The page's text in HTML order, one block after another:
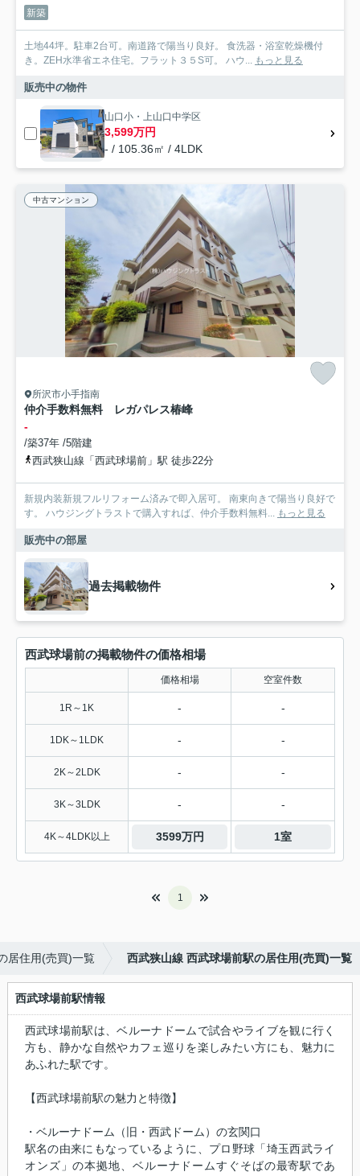
新築
土地44坪。駐車2台可。南道路で陽当り良好。 食洗器・浴室乾燥機付
き。ZEH水準省エネ住宅。フラット３５S可。 ハウ... もっと見る
販売中の物件
山口小・上山口中学区
3,599万円
- / 105.36㎡ / 4LDK
中古マンション
所沢市小手指南
仲介手数料無料 レガパレス椿峰
-
/築37年 /5階建
西武狭山線「西武球場前」駅 徒歩22分
新規内装新規フルリフォーム済みで即入居可。 南東向きで陽当り良好で
す。 ハウジングトラストで購入すれば、仲介手数料無料... もっと見る
販売中の部屋
過去掲載物件
西武球場前の掲載物件の価格相場
価格相場 空室件数
1R～1K - -
1DK～1LDK - -
2K～2LDK - -
3K～3LDK - -
4K～4LDK以上 3599万円 1室
1
居住用(売買)一覧 西武狭山線 西武球場前駅の居住用(売買)一覧
西武球場前駅情報
西武球場前駅は、ベルーナドームで試合やライブを観に行く
方も、静かな自然やカフェ巡りを楽しみたい方にも、魅力に
あふれた駅です。
【西武球場前駅の魅力と特徴】
・ベルーナドーム（旧・西武ドーム）の玄関口
駅名の由来にもなっているように、プロ野球「埼玉西武ライ
オンズ」の本拠地、ベルーナドームすぐそばの最寄駅であ